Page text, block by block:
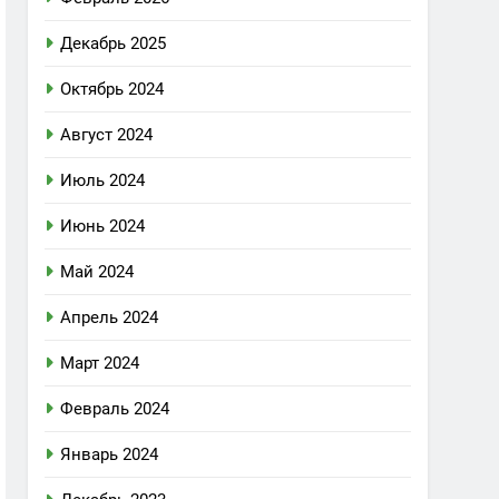
Декабрь 2025
Октябрь 2024
Август 2024
Июль 2024
Июнь 2024
Май 2024
Апрель 2024
Март 2024
Февраль 2024
Январь 2024